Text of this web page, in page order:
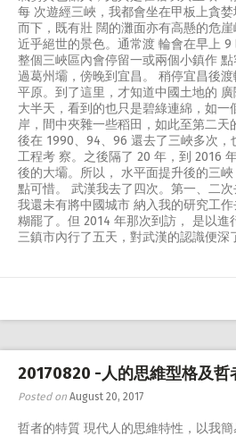
每 次遊經三峽，我都會坐在甲板上貪
而下，既有壯 闊的灘面亦有高懸的危
近乎絕世的景色。通常渡 輪會在早上
整個三峽區內會停留一或兩個小鎮作
過葛州壩，傍晚到宜昌。 稍停宜昌後
平原。到了這里，才知道中國土地的
大半天，看到的也只是碧綠連綿，如一
岸，間中夾雜一些稻田，如此至第二天
後在 1990、94、96 還去了三峽多次，
工程考 察。之後隔了 20 年，到 2016
後的大壩。所以， 水平面提升後的三
點可惜。 武漢我去了四次。第一、二
我還未有將中國城市 納入我的研究工
糊罷了。但 2014 年那次到訪， 是以進
三鎮市內行了五天，對武漢的認識便深
20170820 -人的思維型格及哲
Posted on August 20, 2017
哲者的特質 現代人的思維特性，以我